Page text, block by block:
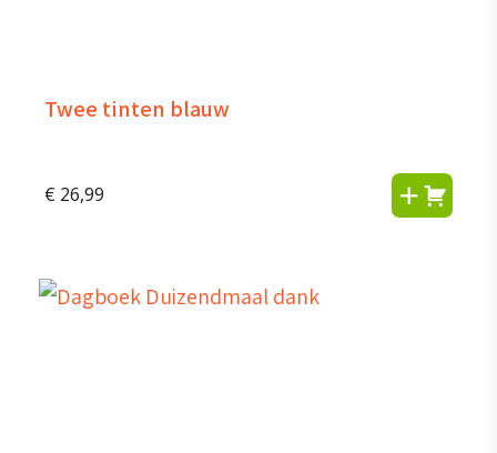
Twee tinten blauw
€ 26,99